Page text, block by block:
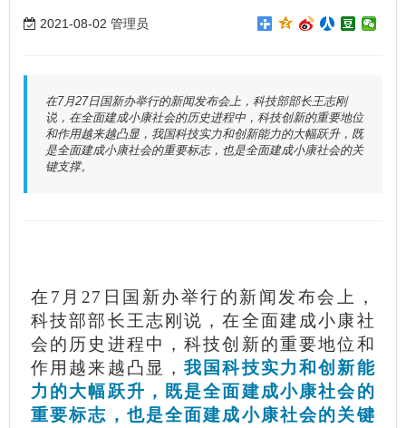
2021-08-02 管理员
在7月27日国新办举行的新闻发布会上，科技部部长王志刚
说，在全面建成小康社会的历史进程中，科技创新的重要地位
和作用越来越凸显，我国科技实力和创新能力的大幅跃升，既
是全面建成小康社会的重要标志，也是全面建成小康社会的关
键支撑。
在7月27日国新办举行的新闻发布会上，
科技部部长王志刚说，在全面建成小康社
会的历史进程中，科技创新的重要地位和
作用越来越凸显，我国科技实力和创新能
力的大幅跃升，既是全面建成小康社会的
重要标志，也是全面建成小康社会的关键